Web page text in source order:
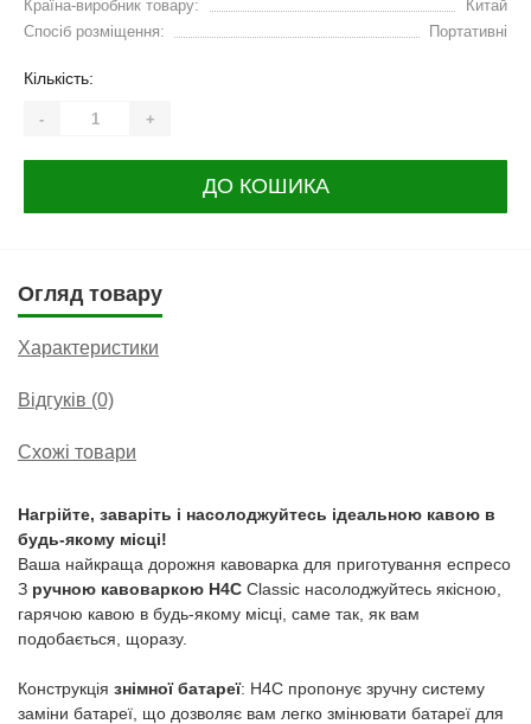
Країна-виробник товару:
Китай
Спосіб розміщення:
Портативні
Кількість:
- +
ДО КОШИКА
Огляд товару
Характеристики
Відгуків (0)
Схожі товари
Нагрійте, заваріть і насолоджуйтесь ідеальною кавою в
будь-якому місці!
Ваша найкраща дорожня кавоварка для приготування еспресо
З ручною кавоваркою H4C Classic насолоджуйтесь якісною,
гарячою кавою в будь-якому місці, саме так, як вам
подобається, щоразу.
Конструкція знімної батареї: H4C пропонує зручну систему
заміни батареї, що дозволяє вам легко змінювати батареї для